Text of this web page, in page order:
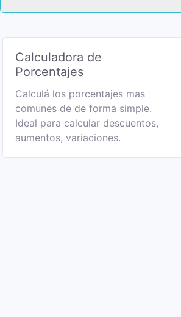
Calculadora de
Porcentajes
Calculá los porcentajes mas
comunes de de forma simple.
Ideal para calcular descuentos,
aumentos, variaciones.